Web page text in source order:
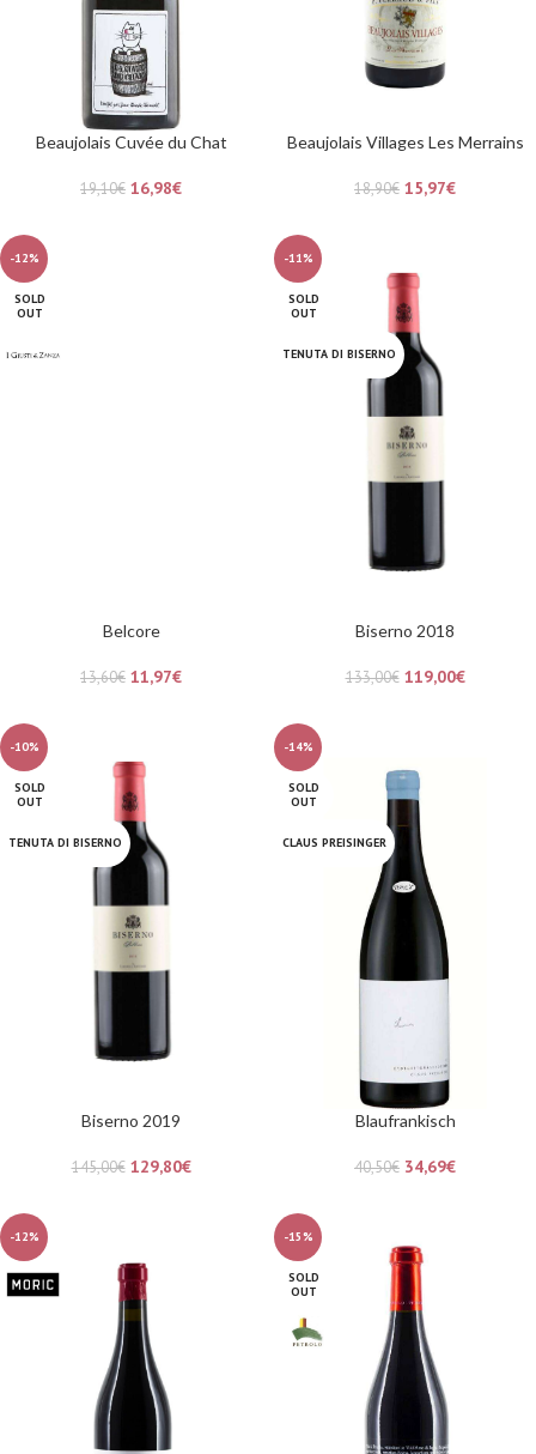
Beaujolais Cuvée du Chat
19,10€ 16,98€
Beaujolais Villages Les Merrains
18,90€ 15,97€
-12%
SOLD
OUT
Belcore
13,60€ 11,97€
-11%
SOLD
OUT
TENUTA DI BISERNO
Biserno 2018
133,00€ 119,00€
-10%
SOLD
OUT
TENUTA DI BISERNO
Biserno 2019
145,00€ 129,80€
-14%
SOLD
OUT
CLAUS PREISINGER
Blaufrankisch
40,50€ 34,69€
-12% -15%
SOLD
OUT